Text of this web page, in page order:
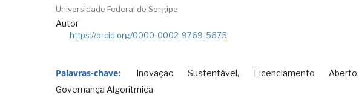
Universidade Federal de Sergipe
Autor
https://orcid.org/0000-0002-9769-5675
Palavras-chave:
Inovação Sustentável, Licenciamento Aberto,
Governança Algorítmica